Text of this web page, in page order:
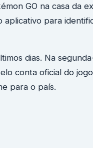
GO na casa da
aplicativo para
dias. Na
conta oficial do
para o país.